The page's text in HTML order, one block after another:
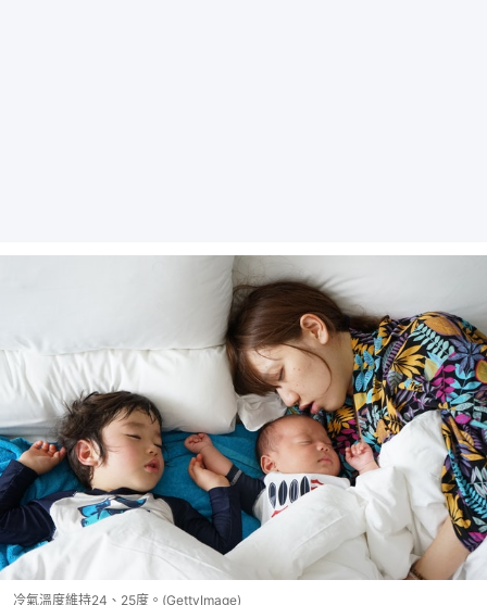
冷氣溫度維持24、25度。(GettyImage)